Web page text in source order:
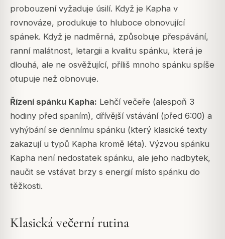
probouzení vyžaduje úsilí. Když je Kapha v
rovnováze, produkuje to hluboce obnovující
spánek. Když je nadměrná, způsobuje přespávání,
ranní malátnost, letargii a kvalitu spánku, která je
dlouhá, ale ne osvěžující, příliš mnoho spánku spíše
otupuje než obnovuje.
Řízení spánku Kapha: Lehčí večeře (alespoň 3
hodiny před spaním), dřívější vstávání (před 6:00) a
vyhýbání se dennímu spánku (který klasické texty
zakazují u typů Kapha kromě léta). Výzvou spánku
Kapha není nedostatek spánku, ale jeho nadbytek,
naučit se vstávat brzy s energií místo spánku do
těžkosti.
Klasická večerní rutina